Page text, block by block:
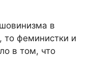
в
то феминистки и
в том, что